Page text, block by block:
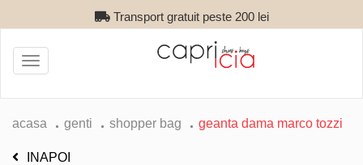
Transport gratuit peste 200 lei
Toggle
navigation
acasa genti shopper bag geanta dama marco tozzi
INAPOI